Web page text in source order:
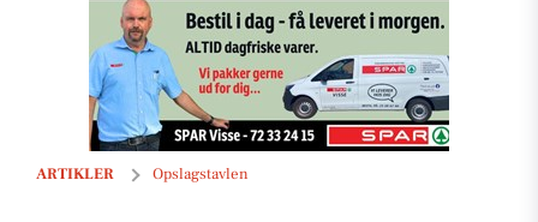
ARTIKLER Opslagstavlen
Meny Klarup tilbyder Them økologisk skæreost til 49,95 kr.